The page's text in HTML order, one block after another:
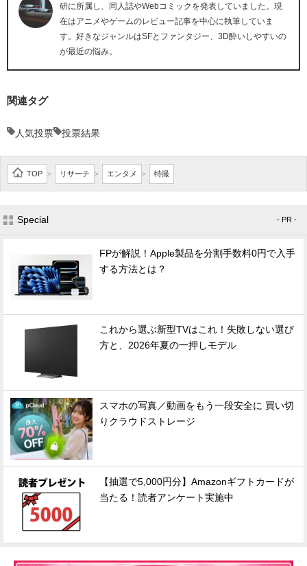
研に所属し、同人誌やWebコミックを発表していました。現
在はアニメやゲームのレビュー記事を中心に執筆していま
す。好きなジャンルはSFとファンタジー、3D酔いしやすいの
が最近の悩み。
関連タグ
人気投票 投票結果
TOP > リサーチ > エンタメ > 特撮
Special - PR -
FPが解説！Apple製品を分割手数料0円で入手
する方法とは？
これから選ぶ新型TVはこれ！失敗しない選び
方と、2026年夏の一押しモデル
スマホの写真／動画をもう一段安全に 買い切
りクラウドストレージ
【抽選で5,000円分】Amazonギフトカードが
当たる！読者アンケート実施中